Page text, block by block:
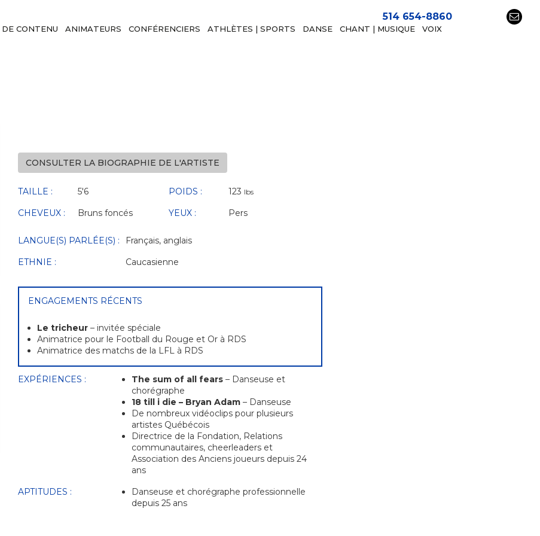
514 654-8860
CONTENU ANIMATEURS CONFÉRENCIERS ATHLÈTES | SPORTS DANSE CHANT | MUSIQUE VOIX
CONSULTER LA BIOGRAPHIE DE L'ARTISTE
TAILLE : 5'6 POIDS : 123 lbs
CHEVEUX : Bruns foncés YEUX : Pers
LANGUE(S) PARLÉE(S) :
Français, anglais
ETHNIE :
Caucasienne
ENGAGEMENTS RÉCENTS
Le tricheur – invitée spéciale
Animatrice pour le Football du Rouge et Or à RDS
Animatrice des matchs de la LFL à RDS
EXPÉRIENCES : The sum of all fears – Danseuse et
chorégraphe
18 till i die – Bryan Adam – Danseuse
De nombreux vidéoclips pour plusieurs
artistes Québécois
Directrice de la Fondation, Relations
communautaires, cheerleaders et
Association des Anciens joueurs depuis 24
ans
APTITUDES :
Danseuse et chorégraphe professionnelle
depuis 25 ans